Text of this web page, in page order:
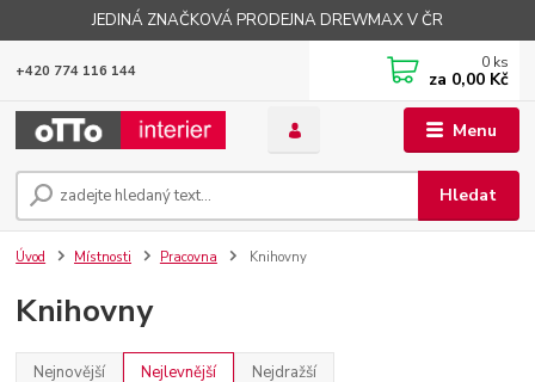
JEDINÁ ZNAČKOVÁ PRODEJNA DREWMAX V ČR
Menu
Hledat
+420 774 116 144 0 ks
za 0,00 Kč
Úvod Místnosti Pracovna Knihovny
Knihovny
Nejnovější Nejlevnější Nejdražší